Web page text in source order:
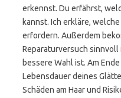
erkennst. Du erfährst,
kannst. Ich erkläre,
erfordern. Außerdem
Reparaturversuch sinnvoll
bessere Wahl ist. Am
Lebensdauer deines
Schäden am Haar und